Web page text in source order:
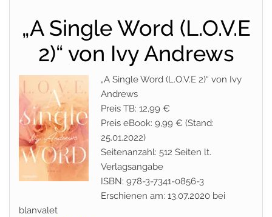
„A Single Word (L.O.V.E
2)“ von Ivy Andrews
„A Single Word (L.O.V.E 2)“ von Ivy
Andrews
Preis TB: 12,99 €
Preis eBook: 9,99 € (Stand:
25.01.2022)
Seitenanzahl: 512 Seiten lt.
Verlagsangabe
ISBN: 978-3-7341-0856-3
Erschienen am: 13.07.2020 bei
blanvalet